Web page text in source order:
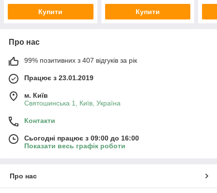
Купити Купити
Про нас
99% позитивних з 407 відгуків за рік
Працює з 23.01.2019
м. Київ
Святошинська 1, Київ, Україна
Контакти
Сьогодні працює з 09:00 до 16:00
Показати весь графік роботи
Про нас